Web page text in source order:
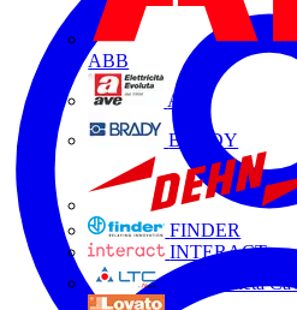
ABB
AVE
BRADY
FINDER
INTERACT
La Triveneta Cavi